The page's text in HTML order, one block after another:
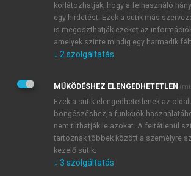
Kérek értesítést a MeRSZ újdonságairól,
Kérek értesítést az Akadémiai Kiadó Zrt.
Adatkezelési tájékoztatóbanfoglaltakat
veszem és elfogadom.
Általános vásárlási feltételeket,
mersz.huoldalak licencszerződéseiben
tudomásul veszem és elfogadom.
KIPRÓBÁLOM
korlátozhatják, hogy a felhasználó
egy hirdetést. Ezek a sütik más
is megoszthatják ezeket az
amelyek szinte mindig egy harmadik
↓ 2 szolgáltatás
MŰKÖDÉSHEZ ELENGEDHETETLEN
Ezek a sütik elengedhetetlenek az
böngészéshez,a funkciók
nem tilthatják le azokat. A feltétlenül
tartoznak többek között a személyre
kezelő sütik.
↓ 3 szolgáltatás